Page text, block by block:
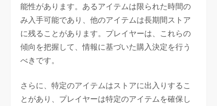
能性があります。あるアイテムは限られた時間の
み入手可能であり、他のアイテムは長期間ストア
に残ることがあります。プレイヤーは、これらの
傾向を把握して、情報に基づいた購入決定を行う
べきです。
さらに、特定のアイテムはストアに出入りするこ
とがあり、プレイヤーは特定のアイテムを確保し